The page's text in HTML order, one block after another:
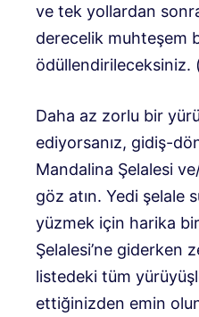
ve tek yollardan
derecelik muhteşem
ödüllendirileceksiniz.
Daha az zorlu bir
ediyorsanız, gidiş-
Mandalina Şelalesi
göz atın. Yedi şelale
yüzmek için harika
Şelalesi’ne giderken
listedeki tüm
ettiğinizden emin